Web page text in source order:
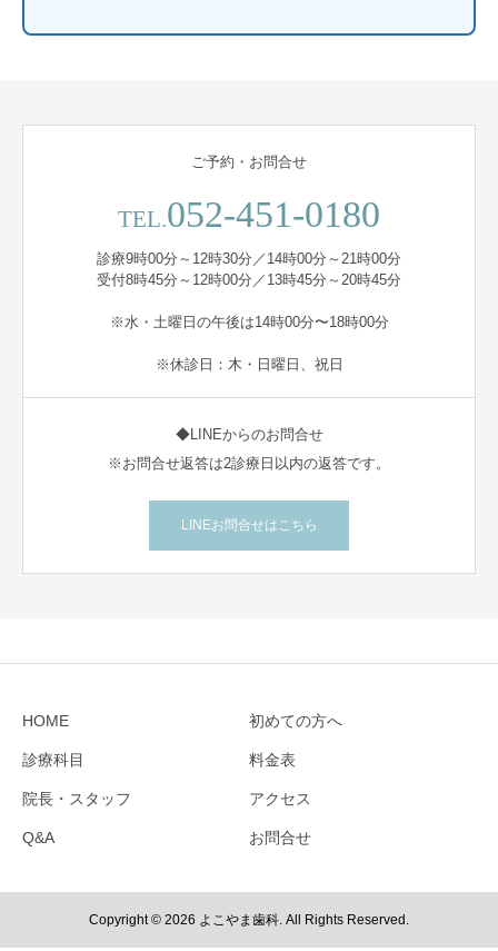
ご予約・お問合せ
TEL.052-451-0180
診療9時00分～12時30分／14時00分～21時00分
受付8時45分～12時00分／13時45分～20時45分
※水・土曜日の午後は14時00分〜18時00分
※休診日：木・日曜日、祝日
◆LINEからのお問合せ
※お問合せ返答は2診療日以内の返答です。
LINEお問合せはこちら
HOME 初めての方へ
診療科目 料金表
院長・スタッフ アクセス
Q&A お問合せ
Copyright © 2026 よこやま歯科. All Rights Reserved.